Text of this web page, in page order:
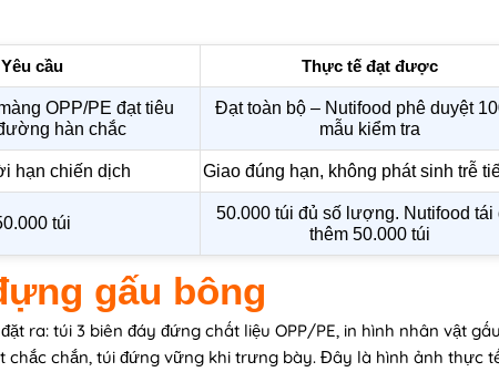
Yêu cầu Thực tế đạt được
OPP/PE đạt tiêu
hàn chắc
Đạt toàn bộ – Nutifood phê duyệt
mẫu kiểm tra
hạn chiến dịch Giao đúng hạn, không phát sinh trễ
túi
50.000 túi đủ số lượng. Nutifood tái
thêm 50.000 túi
gấu bông
ra: túi 3 biên đáy đứng chất liệu OPP/PE, in hình nhân vật gấu
chắn, túi đứng vững khi trưng bày. Đây là hình ảnh thực